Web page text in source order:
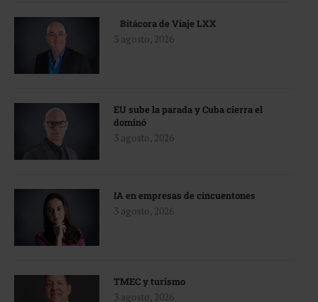
Bitácora de Viaje LXX
3 agosto, 2026
EU sube la parada y Cuba cierra el
dominó
3 agosto, 2026
IA en empresas de cincuentones
3 agosto, 2026
TMEC y turismo
3 agosto, 2026